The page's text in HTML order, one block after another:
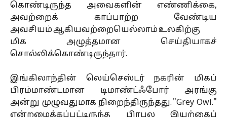
கொண்டிருந்த அவைகளின் எண்ணிக்கை,
அவற்றைக் காப்பாற்ற வேண்டிய
அவசியம் ஆகியவற்றையெல்லாம் உலகிற்கு
மிக அழுத்தமான செய்தியாகச்
சொல்லிக்கொண்டிருந்தார்.
இங்கிலாந்தின் லெய்செஸ்டர் நகரின் மிகப்
பிரம்மாண்டமான டிமாண்ட்ஃபோர் அரங்கு
அன்று முழுவதுமாக நிறைந்திருந்தது. "Grey Owl."
என்றழைக்கப்பட்டிருந்த பிரபல இயற்கைப்